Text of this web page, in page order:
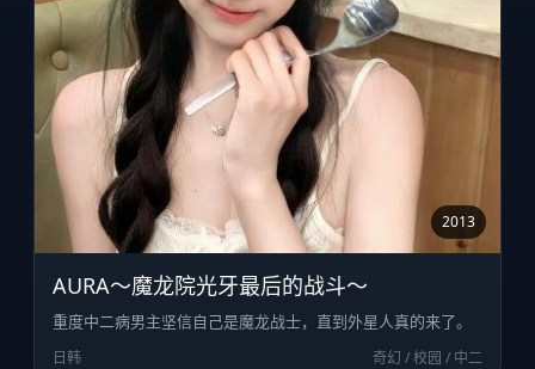
2013
AURA～魔龙院光牙最后的战斗～
重度中二病男主坚信自己是魔龙战士，直到外星人真的来了。
日韩 奇幻 / 校园 / 中二